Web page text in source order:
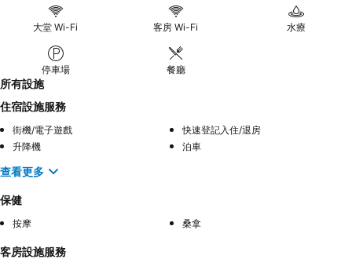
大堂 Wi-Fi 客房 Wi-Fi 水療
停車場 餐廳
所有設施
住宿設施服務
街機/電子遊戲
快速登記入住/退房
升降機
泊車
查看更多
保健
按摩 桑拿
客房設施服務